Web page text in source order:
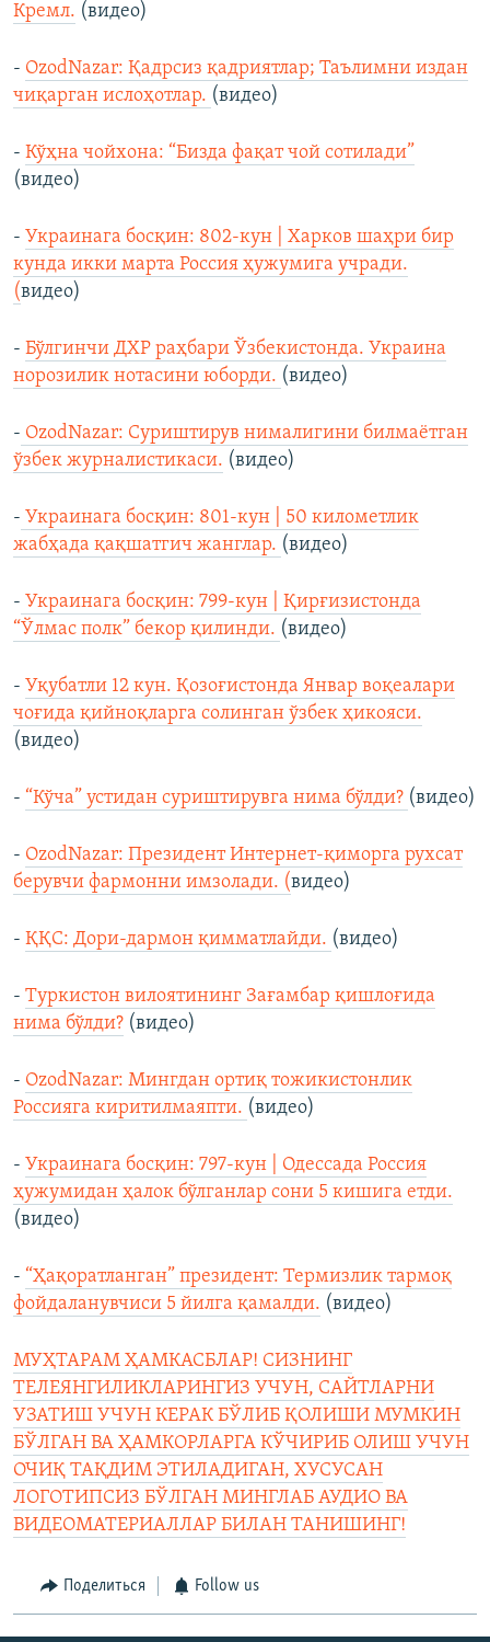
Кремл. (видео)
- OzodNazar: Қадрсиз қадриятлар; Таълимни издан
чиқарган ислоҳотлар. (видео)
- Кўҳна чойхона: “Бизда фақат чой сотилади”
(видео)
- Украинага босқин: 802-кун | Харков шаҳри бир
кунда икки марта Россия ҳужумига учради.
(видео)
- Бўлгинчи ДХР раҳбари Ўзбекистонда. Украина
норозилик нотасини юборди. (видео)
- OzodNazar: Суриштирув нималигини билмаётган
ўзбек журналистикаси. (видео)
- Украинага босқин: 801-кун | 50 километлик
жабҳада қақшатгич жанглар. (видео)
- Украинага босқин: 799-кун | Қирғизистонда
“Ўлмас полк” бекор қилинди. (видео)
- Уқубатли 12 кун. Қозоғистонда Январ воқеалари
чоғида қийноқларга солинган ўзбек ҳикояси.
(видео)
- “Кўча” устидан суриштирувга нима бўлди? (видео)
- OzodNazar: Президент Интернет-қиморга рухсат
берувчи фармонни имзолади. (видео)
- ҚҚС: Дори-дармон қимматлайди. (видео)
- Туркистон вилоятининг Зағамбар қишлоғида
нима бўлди? (видео)
- OzodNazar: Мингдан ортиқ тожикистонлик
Россияга киритилмаяпти. (видео)
- Украинага босқин: 797-кун | Одессада Россия
ҳужумидан ҳалок бўлганлар сони 5 кишига етди.
(видео)
- “Ҳақоратланган” президент: Термизлик тармоқ
фойдаланувчиси 5 йилга қамалди. (видео)
МУҲТАРАМ ҲАМКАСБЛАР! СИЗНИНГ
ТЕЛЕЯНГИЛИКЛАРИНГИЗ УЧУН, САЙТЛАРНИ
УЗАТИШ УЧУН КЕРАК БЎЛИБ ҚОЛИШИ МУМКИН
БЎЛГАН ВА ҲАМКОРЛАРГА КЎЧИРИБ ОЛИШ УЧУН
ОЧИҚ ТАҚДИМ ЭТИЛАДИГАН, ХУСУСАН
ЛОГОТИПСИЗ БЎЛГАН МИНГЛАБ АУДИО ВА
ВИДЕОМАТЕРИАЛЛАР БИЛАН ТАНИШИНГ!
Поделиться Follow us